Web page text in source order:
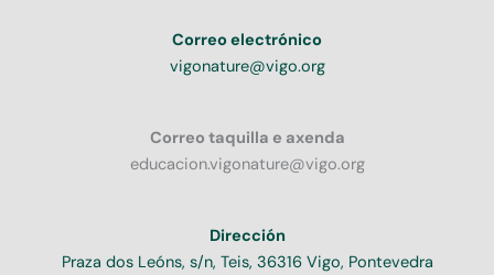
Correo electrónico
vigonature@vigo.org
Correo taquilla e axenda
educacion.vigonature@vigo.org
Dirección
Praza dos Leóns, s/n, Teis, 36316 Vigo, Pontevedra